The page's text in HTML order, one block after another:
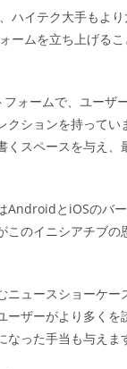
ハイテク大手もよ
ームを立ち上げる
ォームで、ユーザ
ションを持ってい
スペースを与え
とiOSのバ
のイニシアチブ
ュースショーケ
ザーがより多く
った手当も与えま